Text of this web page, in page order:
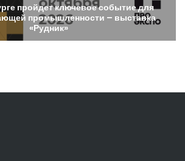
пройдетключевоесобытиедля
промышленности – выставка
«Рудник»